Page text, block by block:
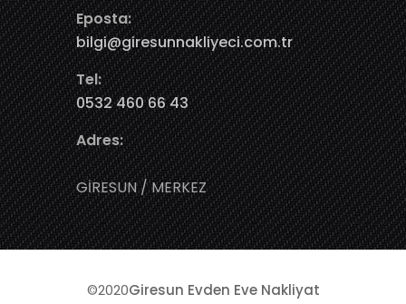
Eposta:
bilgi@giresunnakliyeci.com.tr
Tel:
0532 460 66 43
Adres:
GİRESUN / MERKEZ
©2020Giresun Evden Eve Nakliyat